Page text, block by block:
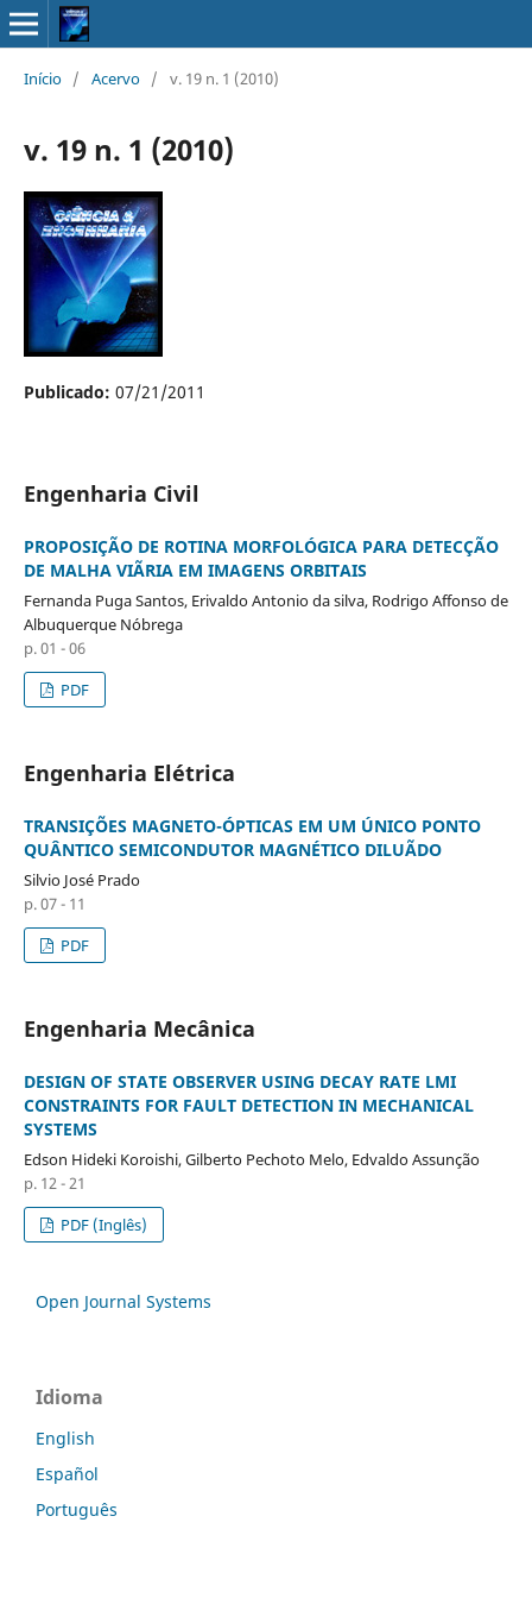
Início / Acervo / v. 19 n. 1 (2010)
v. 19 n. 1 (2010)
Publicado: 07/21/2011
Engenharia Civil
PROPOSIÇÃO DE ROTINA MORFOLÓGICA PARA DETECÇÃO
DE MALHA VIÃRIA EM IMAGENS ORBITAIS
Fernanda Puga Santos, Erivaldo Antonio da silva, Rodrigo Affonso de
Albuquerque Nóbrega
p. 01 - 06
PDF
Engenharia Elétrica
TRANSIÇÕES MAGNETO-ÓPTICAS EM UM ÚNICO PONTO
QUÂNTICO SEMICONDUTOR MAGNÉTICO DILUÃDO
Silvio José Prado
p. 07 - 11
PDF
Engenharia Mecânica
DESIGN OF STATE OBSERVER USING DECAY RATE LMI
CONSTRAINTS FOR FAULT DETECTION IN MECHANICAL
SYSTEMS
Edson Hideki Koroishi, Gilberto Pechoto Melo, Edvaldo Assunção
p. 12 - 21
PDF (Inglês)
Open Journal Systems
Idioma
English
Español
Português